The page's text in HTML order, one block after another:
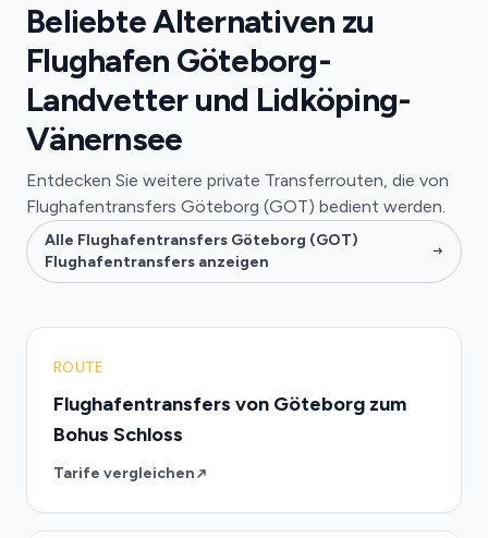
Beliebte Alternativen zu
Flughafen Göteborg-
Landvetter und Lidköping-
Vänernsee
Entdecken Sie weitere private Transferrouten, die von
Flughafentransfers Göteborg (GOT) bedient werden.
Alle Flughafentransfers Göteborg (GOT)
Flughafentransfers anzeigen
ROUTE
Flughafentransfers von Göteborg zum
Bohus Schloss
Tarife vergleichen